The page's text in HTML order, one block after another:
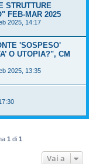
STRUTTURE
FEB-MAR 2025
2025, 14:17
'SOSPESO'
O UTOPIA?", CM
2025, 13:35
1 di 1
Vai a